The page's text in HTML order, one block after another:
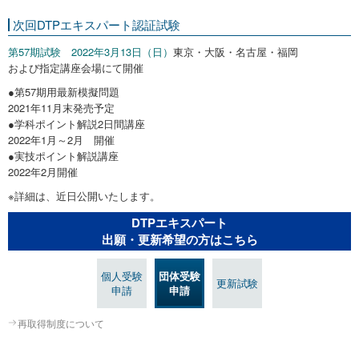
次回DTPエキスパート認証試験
第57期試験 2022年3月13日（日） 東京・大阪・名古屋・福岡
および指定講座会場にて開催
●第57期用最新模擬問題
2021年11月末発売予定
●学科ポイント解説2日間講座
2022年1月～2月 開催
●実技ポイント解説講座
2022年2月開催
※詳細は、近日公開いたします。
DTPエキスパート
出願・更新希望の方はこちら
個人受験
申請
団体受験
申請
更新試験
再取得制度について